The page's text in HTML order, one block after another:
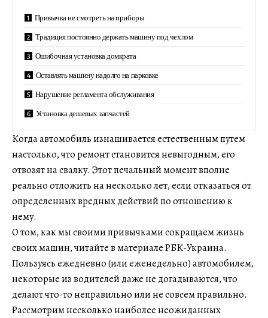
Привычка не смотреть на приборы
Традиция постоянно держать машину под чехлом
Ошибочная установка домкрата
Оставлять машину надолго на парковке
Нарушение регламента обслуживания
Установка дешевых запчастей
Когда автомобиль изнашивается естественным путем
настолько, что ремонт становится невыгодным, его
отвозят на свалку. Этот печальный момент вполне
реально отложить на несколько лет, если отказаться от
определенных вредных действий по отношению к
нему.
О том, как мы своими привычками сокращаем жизнь
своих машин, читайте в материале РБК-Украина.
Пользуясь ежедневно (или еженедельно) автомобилем,
некоторые из водителей даже не догадываются, что
делают что-то неправильно или не совсем правильно.
Рассмотрим несколько наиболее неожиданных